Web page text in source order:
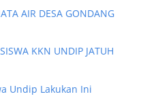
AIR DESA GONDANG
KKN UNDIP JATUH
Undip Lakukan Ini